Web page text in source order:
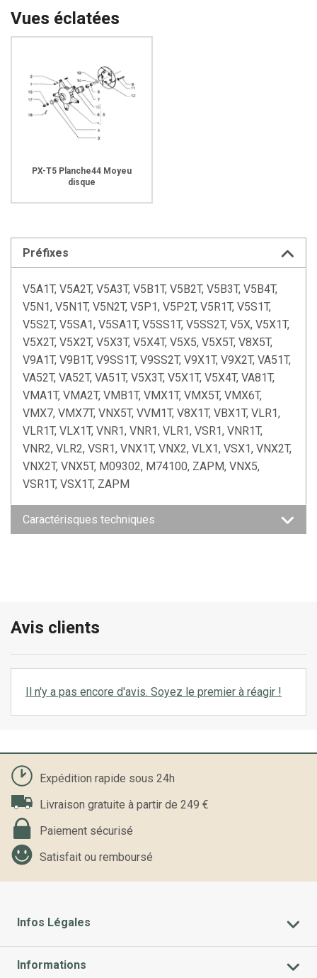
Vues éclatées
PX-T5 Planche44 Moyeu
disque
Préfixes
V5A1T, V5A2T, V5A3T, V5B1T, V5B2T, V5B3T, V5B4T,
V5N1, V5N1T, V5N2T, V5P1, V5P2T, V5R1T, V5S1T,
V5S2T, V5SA1, V5SA1T, V5SS1T, V5SS2T, V5X, V5X1T,
V5X2T, V5X2T, V5X3T, V5X4T, V5X5, V5X5T, V8X5T,
V9A1T, V9B1T, V9SS1T, V9SS2T, V9X1T, V9X2T, VA51T,
VA52T, VA52T, VA51T, V5X3T, V5X1T, V5X4T, VA81T,
VMA1T, VMA2T, VMB1T, VMX1T, VMX5T, VMX6T,
VMX7, VMX7T, VNX5T, VVM1T, V8X1T, VBX1T, VLR1,
VLR1T, VLX1T, VNR1, VNR1, VLR1, VSR1, VNR1T,
VNR2, VLR2, VSR1, VNX1T, VNX2, VLX1, VSX1, VNX2T,
VNX2T, VNX5T, M09302, M74100, ZAPM, VNX5,
VSR1T, VSX1T, ZAPM
Caractérisques techniques
Avis clients
Il n'y a pas encore d'avis. Soyez le premier à réagir !
Expédition rapide sous 24h
Livraison gratuite à partir de 249 €
Paiement sécurisé
Satisfait ou remboursé
Infos Légales
Informations